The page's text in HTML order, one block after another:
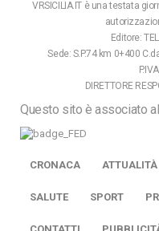
VRSICILIA.IT è una testata
Editore:
Sede: S.P.74 km 0+400
DIRETTORE
Questo sito è associato
CRONACA ATTUALITÀ
SALUTE SPORT